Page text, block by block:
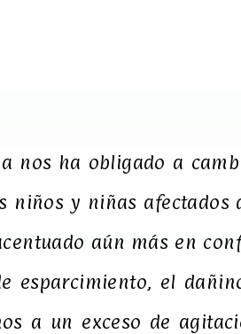
nos ha obligado a
niños y niñas
aún más en
esparcimiento, el
a un exceso de